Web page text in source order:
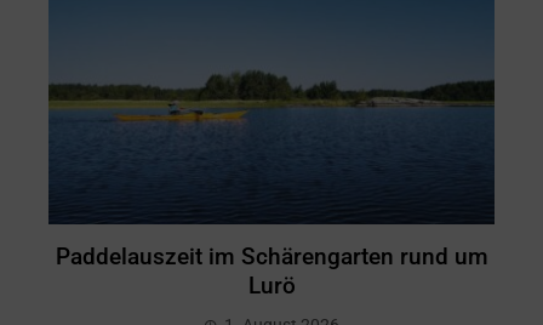
Paddelauszeit im Schärengarten rund um
Lurö